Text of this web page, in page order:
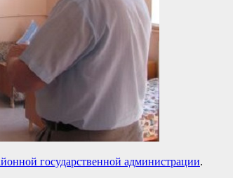
государственной администрации.